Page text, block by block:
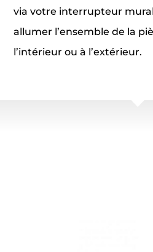
via votre interrupteur
allumer l’ensemble de la
l’intérieur ou à l’extérieur.